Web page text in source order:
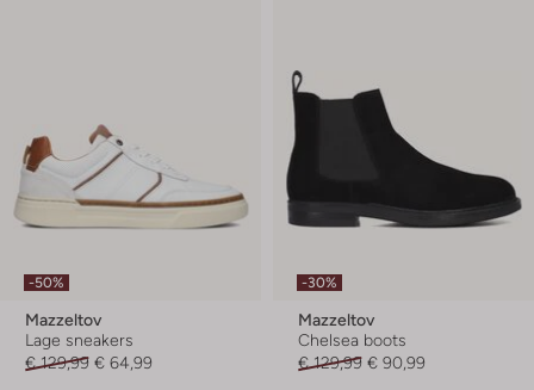
-50%
Mazzeltov
Lage sneakers
€ 129,99 € 64,99
-30%
Mazzeltov
Chelsea boots
€ 129,99 € 90,99